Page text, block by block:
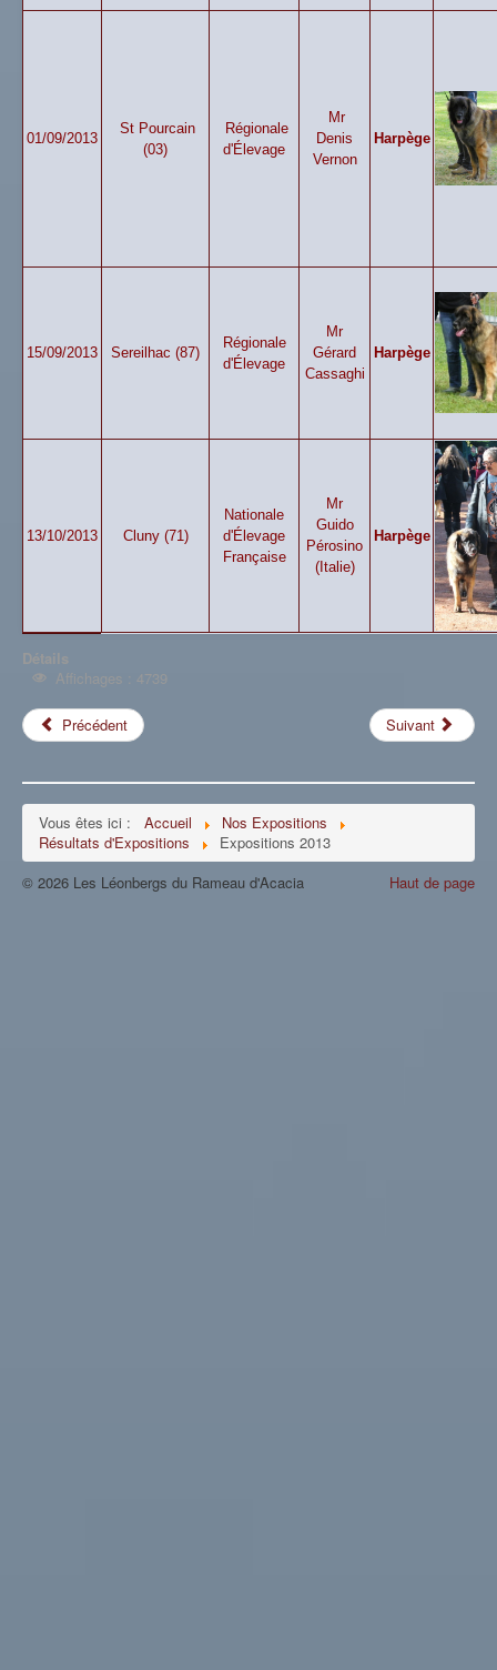
01/09/2013
St Pourcain
(03)
Régionale
d'Élevage
Mr
Denis
Vernon
Harpège
15/09/2013 Sereilhac (87)
Régionale
d'Élevage
Mr
Gérard
Cassaghi
Harpège
13/10/2013 Cluny (71)
Nationale
d'Élevage
Française
Mr
Guido
Pérosino
(Italie)
Harpège
Détails
Affichages : 4739
Précédent Suivant
Vous êtes ici : Accueil
Nos Expositions
Résultats d'Expositions
Expositions 2013
Haut de page
© 2026 Les Léonbergs du Rameau d'Acacia